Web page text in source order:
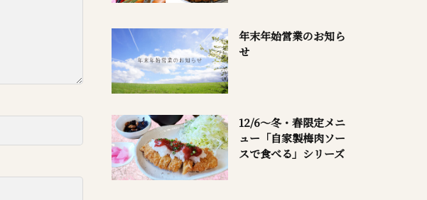
年末年始営業のお知ら
せ
12/6～冬・春限定メニ
ュー「自家製梅肉ソー
スで食べる」シリーズ